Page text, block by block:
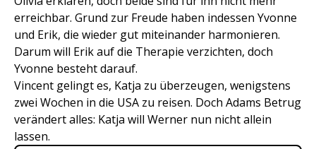
erreichbar. Grund zur Freude haben indessen Yvonne
und Erik, die wieder gut miteinander harmonieren.
Darum will Erik auf die Therapie verzichten, doch
Yvonne besteht darauf.
Vincent gelingt es, Katja zu überzeugen, wenigstens
zwei Wochen in die USA zu reisen. Doch Adams Betrug
verändert alles: Katja will Werner nun nicht allein
lassen.